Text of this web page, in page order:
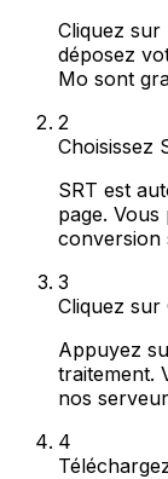
Cliquez sur
déposez
Mo sont
2
Choisissez
SRT est
page.
conversion
3
Cliquez
Appuyez
traitement.
nos
4